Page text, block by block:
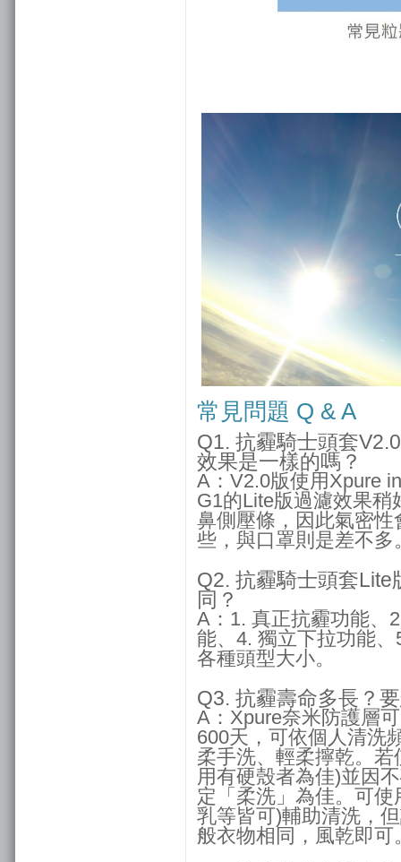
常見問題 Q & A
Q1. 抗霾騎士頭套
效果是一樣的嗎？
A：V2.0版使用Xpure
G1的Lite版過濾效果
鼻側壓條，因此氣密
些，與口罩則是差不多
Q2. 抗霾騎士頭套
同？
A：1. 真正抗霾功能、
能、4. 獨立下拉功能
各種頭型大小。
Q3. 抗霾壽命多長？
A：Xpure奈米防護層
600天，可依個人清洗
柔手洗、輕柔擰乾。 若
用有硬殼者為佳)並因
定「柔洗」為佳。可
乳等皆可)輔助清洗，
般衣物相同，風乾即可